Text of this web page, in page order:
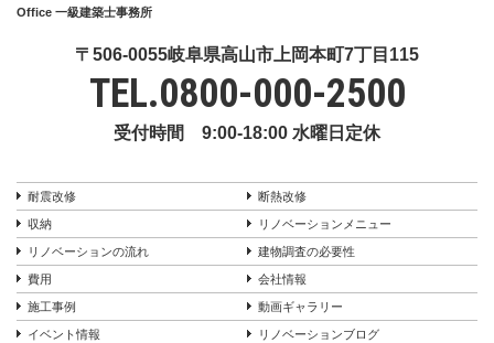
Office 一級建築士事務所
〒506-0055岐阜県高山市上岡本町7丁目115
TEL.0800-000-2500
受付時間 9:00-18:00 水曜日定休
耐震改修 断熱改修
収納 リノベーションメニュー
リノベーションの流れ 建物調査の必要性
費用 会社情報
施工事例 動画ギャラリー
イベント情報 リノベーションブログ